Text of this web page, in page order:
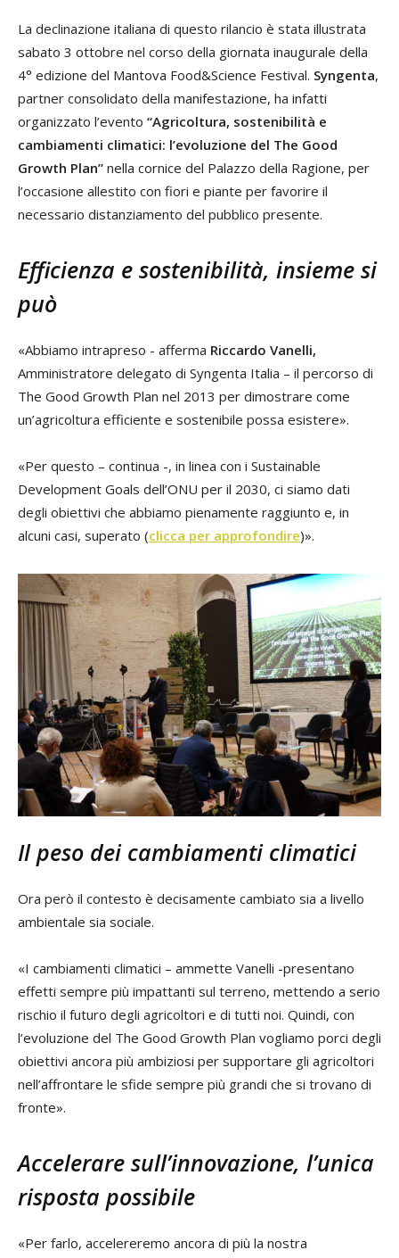
La declinazione italiana di questo rilancio è stata illustrata
sabato 3 ottobre nel corso della giornata inaugurale della
4° edizione del Mantova Food&Science Festival. Syngenta,
partner consolidato della manifestazione, ha infatti
organizzato l’evento “Agricoltura, sostenibilità e
cambiamenti climatici: l’evoluzione del The Good
Growth Plan” nella cornice del Palazzo della Ragione, per
l’occasione allestito con fiori e piante per favorire il
necessario distanziamento del pubblico presente.
Efficienza e sostenibilità, insieme si
può
«Abbiamo intrapreso - afferma Riccardo Vanelli,
Amministratore delegato di Syngenta Italia – il percorso di
The Good Growth Plan nel 2013 per dimostrare come
un’agricoltura efficiente e sostenibile possa esistere».
«Per questo – continua -, in linea con i Sustainable
Development Goals dell’ONU per il 2030, ci siamo dati
degli obiettivi che abbiamo pienamente raggiunto e, in
alcuni casi, superato (clicca per approfondire)».
Il peso dei cambiamenti climatici
Ora però il contesto è decisamente cambiato sia a livello
ambientale sia sociale.
«I cambiamenti climatici – ammette Vanelli -presentano
effetti sempre più impattanti sul terreno, mettendo a serio
rischio il futuro degli agricoltori e di tutti noi. Quindi, con
l’evoluzione del The Good Growth Plan vogliamo porci degli
obiettivi ancora più ambiziosi per supportare gli agricoltori
nell’affrontare le sfide sempre più grandi che si trovano di
fronte».
Accelerare sull’innovazione, l’unica
risposta possibile
«Per farlo, accelereremo ancora di più la nostra